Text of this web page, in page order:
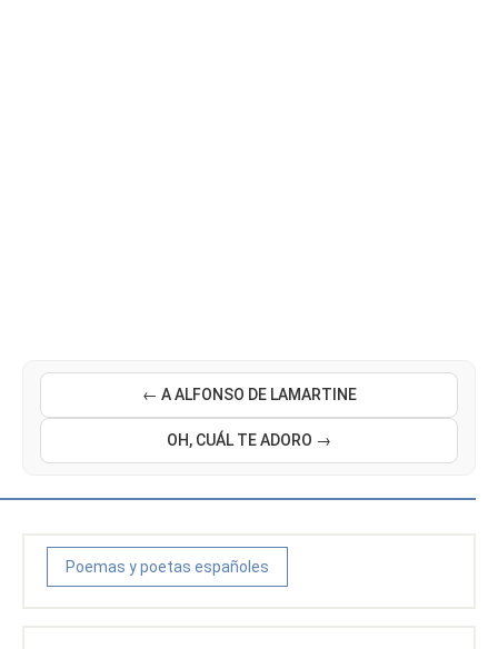
← A ALFONSO DE LAMARTINE
OH, CUÁL TE ADORO →
Poemas y poetas españoles